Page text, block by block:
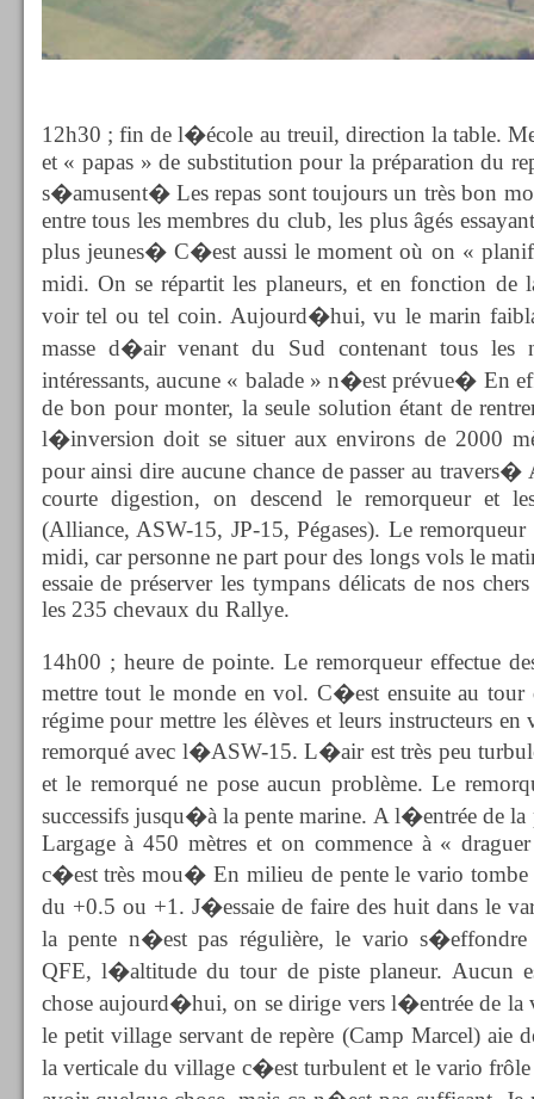
12h30 ; fin de l�école au treuil, direction la table.
et « papas » de substitution pour la préparation du
s�amusent� Les repas sont toujours un très bon
entre tous les membres du club, les plus âgés
plus jeunes� C�est aussi le moment où on «
midi. On se répartit les planeurs, et en fonction de
voir tel ou tel coin. Aujourd�hui, vu le marin
masse d�air venant du Sud contenant tous les
intéressants, aucune « balade » n�est prévue� En
de bon pour monter, la seule solution étant de
l�inversion doit se situer aux environs de 2000
pour ainsi dire aucune chance de passer au travers�
courte digestion, on descend le remorqueur et
(Alliance, ASW-15, JP-15, Pégases). Le
midi, car personne ne part pour des longs vols le
essaie de préserver les tympans délicats de nos
les 235 chevaux du Rallye.
14h00 ; heure de pointe. Le remorqueur effectue
mettre tout le monde en vol. C�est ensuite au
régime pour mettre les élèves et leurs instructeurs
remorqué avec l�ASW-15. L�air est très peu
et le remorqué ne pose aucun problème. Le
successifs jusqu�à la pente marine. A l�entrée de
Largage à 450 mètres et on commence à «
c�est très mou� En milieu de pente le vario tombe
du +0.5 ou +1. J�essaie de faire des huit dans le
la pente n�est pas régulière, le vario s�effondre
QFE, l�altitude du tour de piste planeur. Aucun
chose aujourd�hui, on se dirige vers l�entrée de la
le petit village servant de repère (Camp Marcel) aie
la verticale du village c�est turbulent et le vario